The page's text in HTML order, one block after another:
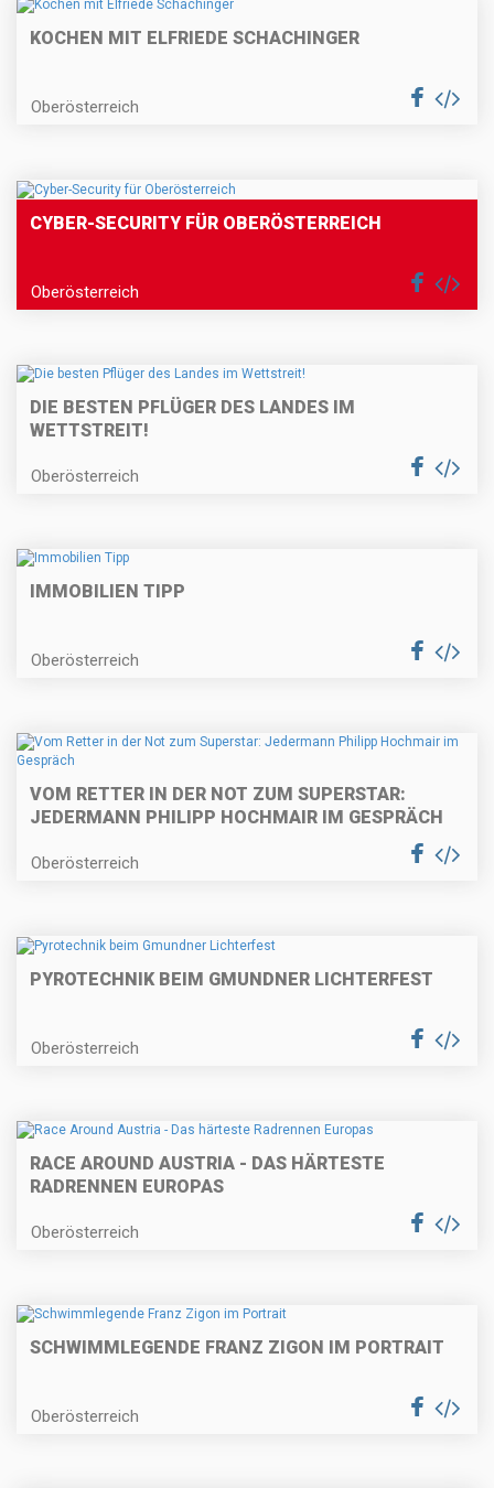
KOCHEN MIT ELFRIEDE SCHACHINGER
Oberösterreich
CYBER-SECURITY FÜR OBERÖSTERREICH
Oberösterreich
DIE BESTEN PFLÜGER DES LANDES IM
WETTSTREIT!
Oberösterreich
IMMOBILIEN TIPP
Oberösterreich
VOM RETTER IN DER NOT ZUM SUPERSTAR:
JEDERMANN PHILIPP HOCHMAIR IM GESPRÄCH
Oberösterreich
PYROTECHNIK BEIM GMUNDNER LICHTERFEST
Oberösterreich
RACE AROUND AUSTRIA - DAS HÄRTESTE
RADRENNEN EUROPAS
Oberösterreich
SCHWIMMLEGENDE FRANZ ZIGON IM PORTRAIT
Oberösterreich